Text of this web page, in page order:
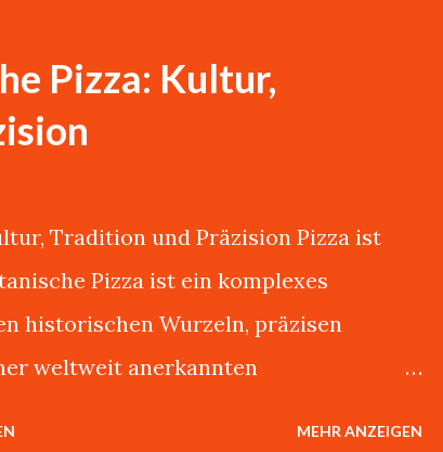
Pizza: Kultur,
Tradition und Präzision Pizza ist
Pizza ist ein komplexes
historischen Wurzeln, präzisen
weltweit anerkannten
MEHR ANZEIGEN